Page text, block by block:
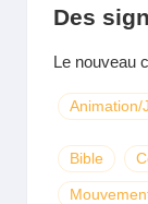
Des
Le nouveau
Animation/
Bible